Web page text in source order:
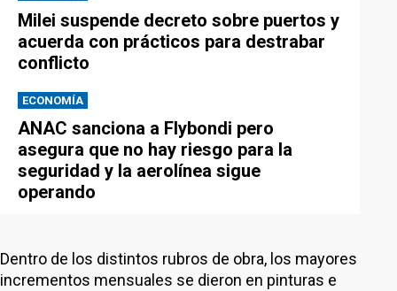
Milei suspende decreto sobre puertos y
acuerda con prácticos para destrabar
conflicto
ECONOMÍA
ANAC sanciona a Flybondi pero
asegura que no hay riesgo para la
seguridad y la aerolínea sigue
operando
Dentro de los distintos rubros de obra, los mayores
incrementos mensuales se dieron en pinturas e